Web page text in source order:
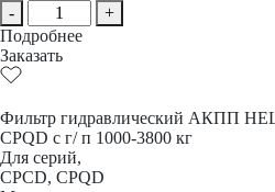
-
+
Подробнее
Заказать
Фильтр гидравлический АКПП
CPQD с г/ п 1000-3800 кг
Для серий,
CPCD, CPQD